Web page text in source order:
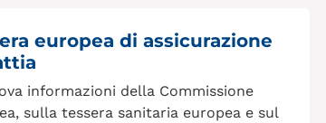
europea di assicurazione
informazioni della Commissione
sulla tessera sanitaria europea e sul